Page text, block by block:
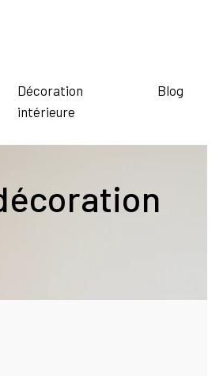
Décoration
intérieure
Blog